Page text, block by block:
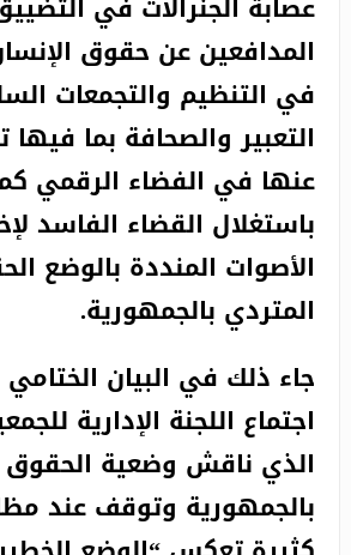
المدافعين عن حقوق
في التنظيم والتجمعات
التعبير والصحافة بما فيها
عنها في الفضاء الرقمي
باستغلال القضاء الفاسد
الأصوات المنددة بالوضع
المتردي بالجمهورية.
جاء ذلك في البيان
اجتماع اللجنة الإدارية
الذي ناقش وضعية الحقوق
بالجمهورية وتوقف عند